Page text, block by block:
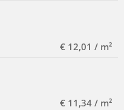
€ 12,01 / m²
€ 11,34 / m²